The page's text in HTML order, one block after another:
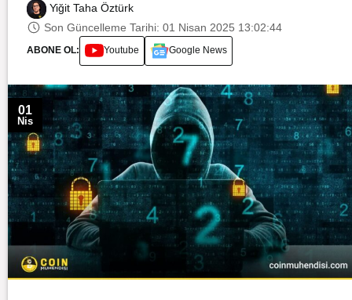
Yiğit Taha Öztürk
Son Güncelleme Tarihi: 01 Nisan 2025 13:02:44
ABONE OL: Youtube Google News
01
Nis